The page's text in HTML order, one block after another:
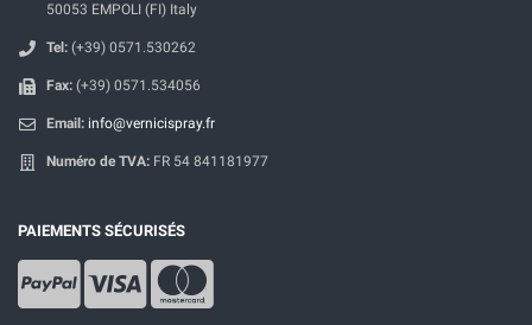
50053 EMPOLI (FI) Italy
Tel: (+39) 0571.530262
Fax: (+39) 0571.534056
Email: info@vernicispray.fr
Numéro de TVA: FR 54 841181977
PAIEMENTS SÉCURISÉS